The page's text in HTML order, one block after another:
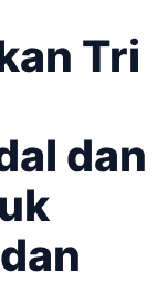
Tri
dan